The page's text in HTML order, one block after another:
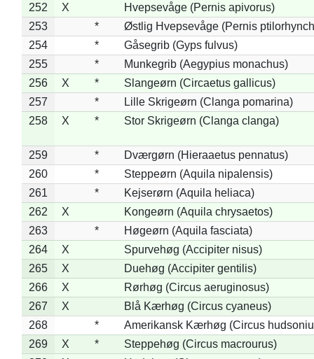
252
X
Hvepsevåge (Pernis apivorus)
253
*
Østlig Hvepsevåge (Pernis
254
*
Gåsegrib (Gyps fulvus)
255
*
Munkegrib (Aegypius monachus)
256
X *
Slangeørn (Circaetus gallicus)
257
*
Lille Skrigeørn (Clanga pomarina)
258
X * Stor Skrigeørn (Clanga clanga)
259 *
Dværgørn (Hieraaetus pennatus)
260
*
Steppeørn (Aquila nipalensis)
261
*
Kejserørn (Aquila heliaca)
262
X
Kongeørn (Aquila chrysaetos)
263
*
Høgeørn (Aquila fasciata)
264
X
Spurvehøg (Accipiter nisus)
265
X
Duehøg (Accipiter gentilis)
266
X
Rørhøg (Circus aeruginosus)
267
X
Blå Kærhøg (Circus cyaneus)
268
*
Amerikansk Kærhøg (Circus
269
X *
Steppehøg (Circus macrourus)